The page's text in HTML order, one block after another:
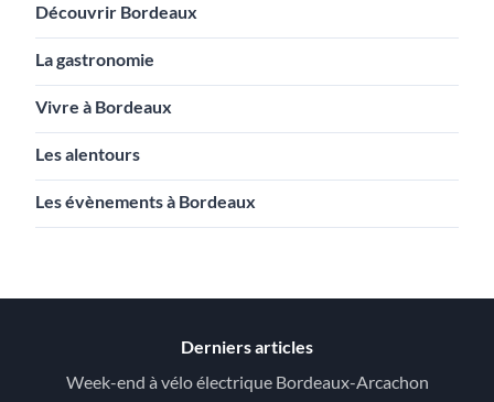
Découvrir Bordeaux
La gastronomie
Vivre à Bordeaux
Les alentours
Les évènements à Bordeaux
Derniers articles
Week-end à vélo électrique Bordeaux-Arcachon